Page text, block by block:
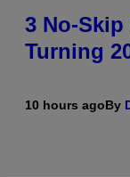
3 No-
Turning
10 hours agoBy